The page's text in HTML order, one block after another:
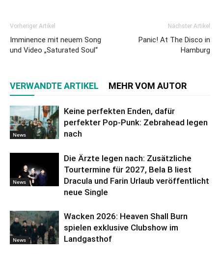
Vorheriger Artikel
Imminence mit neuem Song
und Video „Saturated Soul“
Nächster Artikel
Panic! At The Disco in
Hamburg
VERWANDTE ARTIKEL MEHR VOM AUTOR
News
Keine perfekten Enden, dafür
perfekter Pop-Punk: Zebrahead legen
nach
News
Die Ärzte legen nach: Zusätzliche
Tourtermine für 2027, Bela B liest
Dracula und Farin Urlaub veröffentlicht
neue Single
News
Wacken 2026: Heaven Shall Burn
spielen exklusive Clubshow im
Landgasthof